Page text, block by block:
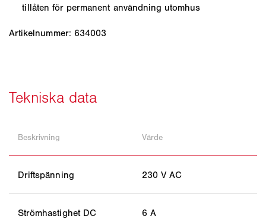
tillåten för permanent användning utomhus
Artikelnummer: 634003
Beskrivning Värde
Driftspänning 230 V AC
Strömhastighet DC 6 A